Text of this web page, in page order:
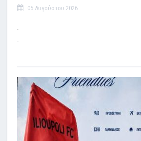
05 Αυγούστου 2026